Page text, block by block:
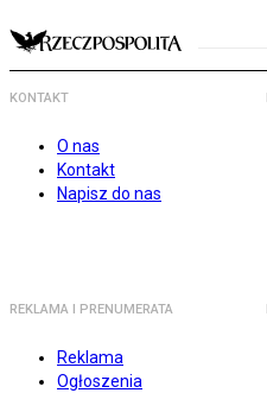
KONTAKT
O nas
Kontakt
Napisz do nas
REKLAMA I PRENUMERATA
Reklama
Ogłoszenia